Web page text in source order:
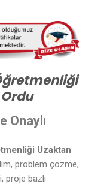
Onaylı
Uzaktan
problem çözme,
proje bazlı